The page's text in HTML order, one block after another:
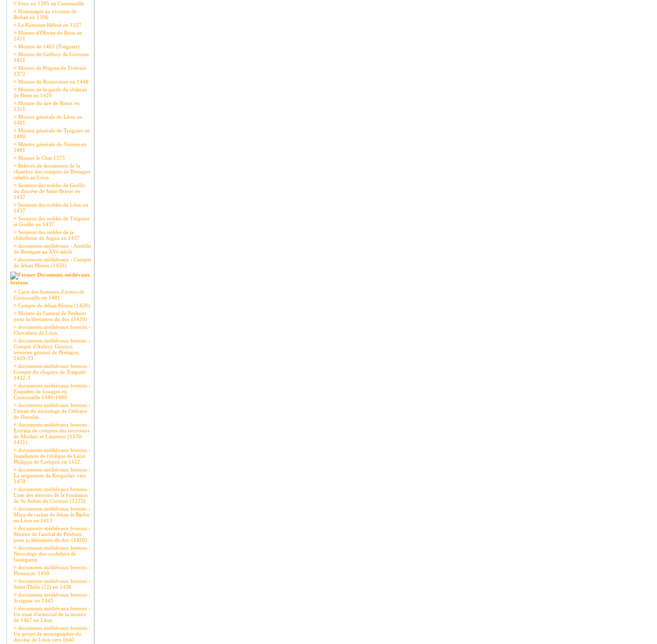
¤ Feux en 1395 en Cornouaille
¤ Hommages au vicomte de
Rohan en 1396
¤ Le Kemenet Héboé en 1327
¤ Montre d'Olivier de Bron en
1451
¤ Montre de 1481 (Tréguier)
¤ Montre de Geffroy de Couvran
1451
¤ Montre de Prigent de Trelever
1372
¤ Montre de Rosnivinen en 1448
¤ Montre de la garde du château
de Brest en 1420
¤ Montre du sire de Rieux en
1351
¤ Montre générale de Léon en
1481
¤ Montre générale de Tréguier en
1480.
¤ Montre générale de Vannes en
1481
¤ Montre le Chat 1375
¤ Relevés de documents de la
chambre des comptes de Bretagne
relatifs au Léon
¤ Serment des nobles de Goëllo
du diocèse de Saint-Brieuc en
1437
¤ Serment des nobles de Léon en
1437
¤ Serment des nobles de Tréguier
et Goëllo en 1437
¤ Serment des nobles de la
châtellenie de Jugon en 1437
¤ documents médiévaux - Anoblis
de Bretagne au XVe siècle
¤ documents médiévaux - Compte
de Jehan Périou (1420).
Documents médiévaux
bretons
¤ Carte des hommes d'armes de
Cornouaille en 1481
¤ Compte de Jehan Périou (1420).
¤ Montre de l'amiral de Penhoet
pour la libération du duc (1420)
¤ documents médiévaux bretons -
Chevaliers de Léon
¤ documents médiévaux bretons -
Compte d'Aufroy Guynot,
trésorier général de Bretagne,
1429-33
¤ documents médiévaux bretons -
Compte du chapitre de Tréguier
1432-3.
¤ documents médiévaux bretons -
Enquêtes de fouages en
Cornouaille 1440-1480
¤ documents médiévaux bretons -
Extrait du nécrologe de l'abbaye
de Daoulas
¤ documents médiévaux bretons -
Extraits de comptes des receveurs
de Morlaix et Lanmeur (1370-
1431).
¤ documents médiévaux bretons -
Installation de l'évêque de Léon
Philippe de Coetquis en 1422.
¤ documents médiévaux bretons -
La seigneurie de Kergorlay vers
1470
¤ documents médiévaux bretons -
Liste des témoins de la fondation
de St-Aubin du Cormier (1225)
¤ documents médiévaux bretons -
Minu de rachat de Jehan le Barbu
en Léon en 1413
¤ documents médiévaux bretons -
Montre de l'amiral de Penhoet
pour la libération du duc (1420)
¤ documents médiévaux bretons -
Nécrologe des cordeliers de
Guingamp
¤ documents médiévaux bretons -
Plouescat, 1450
¤ documents médiévaux bretons -
Saint-Thélo (22) en 1438
¤ documents médiévaux bretons -
Scrignac en 1445
¤ documents médiévaux bretons -
Un essai d'armorial de la montre
de 1467 en Léon
¤ documents médiévaux bretons -
Un projet de monographie du
diocèse de Léon vers 1640